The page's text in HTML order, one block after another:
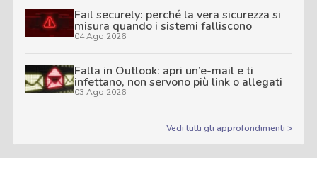
Fail securely: perché la vera sicurezza si
misura quando i sistemi falliscono
04 Ago 2026
Falla in Outlook: apri un’e-mail e ti
infettano, non servono più link o allegati
03 Ago 2026
Vedi tutti gli approfondimenti >